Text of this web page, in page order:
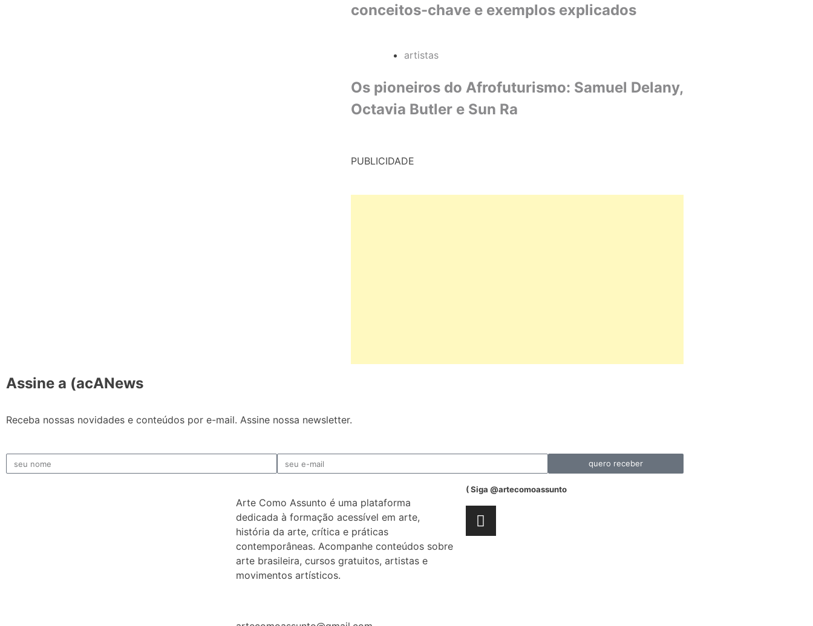
conceitos-chave e exemplos explicados
artistas
Os pioneiros do Afrofuturismo: Samuel Delany,
Octavia Butler e Sun Ra
PUBLICIDADE
Assine a (acANews
Receba nossas novidades e conteúdos por e-mail. Assine nossa newsletter.
quero receber
Arte Como Assunto é uma plataforma
dedicada à formação acessível em arte,
história da arte, crítica e práticas
contemporâneas. Acompanhe conteúdos sobre
arte brasileira, cursos gratuitos, artistas e
movimentos artísticos.
( Siga @artecomoassunto